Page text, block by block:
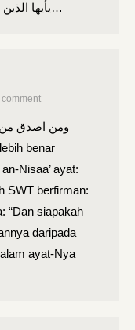
Allah SWT berfirman: يأيها الذين ءامنوا إن تتقوا…
benar
Nisaa’ ayat:
SWT berfirman:
daripada
ayat-Nya